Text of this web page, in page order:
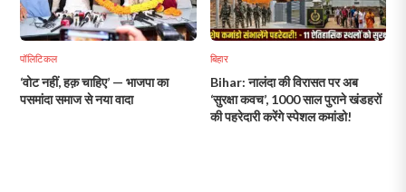
पॉलिटिकल
‘वोट नहीं, हक़ चाहिए’ — भाजपा का
पसमांदा समाज से नया वादा
बिहार
Bihar: नालंदा की विरासत पर अब
‘सुरक्षा कवच’, 1000 साल पुराने खंडहरों
की पहरेदारी करेंगे स्पेशल कमांडो!